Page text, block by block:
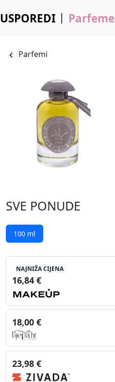
USPOREDI Parfeme
Parfemi
SVE PONUDE
100 ml
NAJNIŽA CIJENA
16,84 €
18,00 €
23,98 €